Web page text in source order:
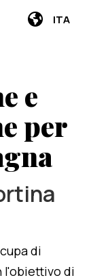
ITA
e
per
di
l'obiettivo di